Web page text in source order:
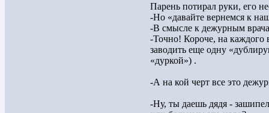
Парень потирал руки, его
-Но «давайте вернемся к
-В смысле к дежурным
-Точно! Короче, на каждого
заводить еще одну
«дуркой») .
-А на кой черт все это
-Ну, ты даешь дядя -